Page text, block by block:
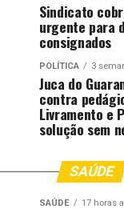
Sindicato
urgente para
consignados
POLÍTICA 3
Juca do
contra
Livramento e
solução sem
SAÚDE
SAÚDE 17 horas